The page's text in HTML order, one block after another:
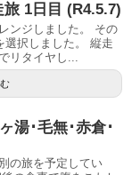
1日目 (R4.5.7)
ンジしました。 その
択しました。 縦走
リタイヤし...
湯･毛無･赤倉･
の旅を予定してい